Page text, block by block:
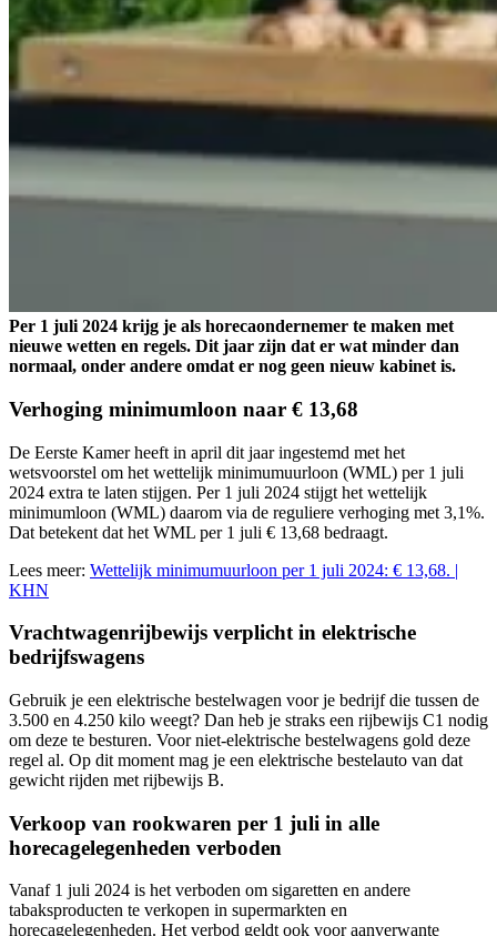
Per 1 juli 2024 krijg je als horecaondernemer te maken met
nieuwe wetten en regels. Dit jaar zijn dat er wat minder dan
normaal, onder andere omdat er nog geen nieuw kabinet is.
Verhoging minimumloon naar € 13,68
De Eerste Kamer heeft in april dit jaar ingestemd met het
wetsvoorstel om het wettelijk minimumuurloon (WML) per 1 juli
2024 extra te laten stijgen. Per 1 juli 2024 stijgt het wettelijk
minimumloon (WML) daarom via de reguliere verhoging met 3,1%.
Dat betekent dat het WML per 1 juli € 13,68 bedraagt.
Lees meer: Wettelijk minimumuurloon per 1 juli 2024: € 13,68. |
KHN
Vrachtwagenrijbewijs verplicht in elektrische
bedrijfswagens
Gebruik je een elektrische bestelwagen voor je bedrijf die tussen de
3.500 en 4.250 kilo weegt? Dan heb je straks een rijbewijs C1 nodig
om deze te besturen. Voor niet-elektrische bestelwagens gold deze
regel al. Op dit moment mag je een elektrische bestelauto van dat
gewicht rijden met rijbewijs B.
Verkoop van rookwaren per 1 juli in alle
horecagelegenheden verboden
Vanaf 1 juli 2024 is het verboden om sigaretten en andere
tabaksproducten te verkopen in supermarkten en
horecagelegenheden. Het verbod geldt ook voor aanverwante